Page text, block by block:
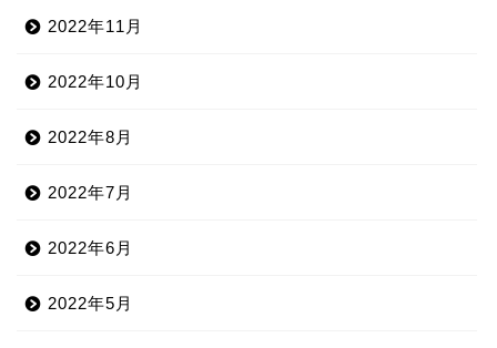
2022年11月
2022年10月
2022年8月
2022年7月
2022年6月
2022年5月